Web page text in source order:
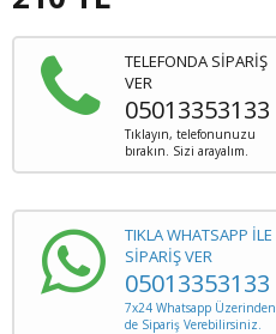
TELEFONDA SİPARİŞ
VER
05013353133
Tıklayın, telefonunuzu
bırakın. Sizi arayalım.
TIKLA WHATSAPP İLE
SİPARİŞ VER
05013353133
7x24 Whatsapp Üzerinden
de Sipariş Verebilirsiniz.